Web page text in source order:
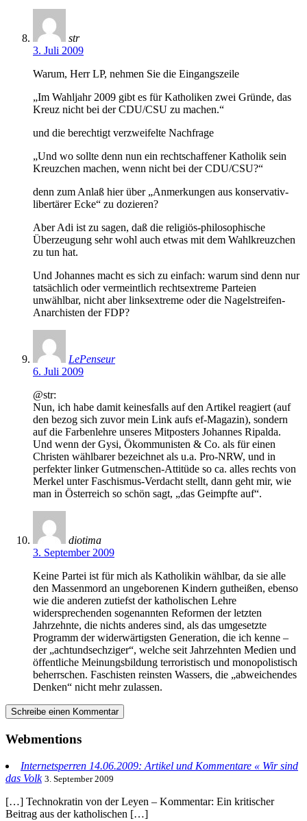
str
3. Juli 2009
Warum, Herr LP, nehmen Sie die Eingangszeile
„Im Wahljahr 2009 gibt es für Katholiken zwei Gründe, das
Kreuz nicht bei der CDU/CSU zu machen.“
und die berechtigt verzweifelte Nachfrage
„Und wo sollte denn nun ein rechtschaffener Katholik sein
Kreuzchen machen, wenn nicht bei der CDU/CSU?“
denn zum Anlaß hier über „Anmerkungen aus konservativ-
libertärer Ecke“ zu dozieren?
Aber Adi ist zu sagen, daß die religiös-philosophische
Überzeugung sehr wohl auch etwas mit dem Wahlkreuzchen
zu tun hat.
Und Johannes macht es sich zu einfach: warum sind denn nur
tatsächlich oder vermeintlich rechtsextreme Parteien
unwählbar, nicht aber linksextreme oder die Nagelstreifen-
Anarchisten der FDP?
LePenseur
6. Juli 2009
@str:
Nun, ich habe damit keinesfalls auf den Artikel reagiert (auf
den bezog sich zuvor mein Link aufs ef-Magazin), sondern
auf die Farbenlehre unseres Mitposters Johannes Ripalda.
Und wenn der Gysi, Ökommunisten & Co. als für einen
Christen wählbarer bezeichnet als u.a. Pro-NRW, und in
perfekter linker Gutmenschen-Attitüde so ca. alles rechts von
Merkel unter Faschismus-Verdacht stellt, dann geht mir, wie
man in Österreich so schön sagt, „das Geimpfte auf“.
diotima
3. September 2009
Keine Partei ist für mich als Katholikin wählbar, da sie alle
den Massenmord an ungeborenen Kindern gutheißen, ebenso
wie die anderen zutiefst der katholischen Lehre
widersprechenden sogenannten Reformen der letzten
Jahrzehnte, die nichts anderes sind, als das umgesetzte
Programm der widerwärtigsten Generation, die ich kenne –
der „achtundsechziger“, welche seit Jahrzehnten Medien und
öffentliche Meinungsbildung terroristisch und monopolistisch
beherrschen. Faschisten reinsten Wassers, die „abweichendes
Denken“ nicht mehr zulassen.
Schreibe einen Kommentar
Webmentions
Internetsperren 14.06.2009: Artikel und Kommentare « Wir sind
das Volk 3. September 2009
[…] Technokratin von der Leyen – Kommentar: Ein kritischer
Beitrag aus der katholischen […]